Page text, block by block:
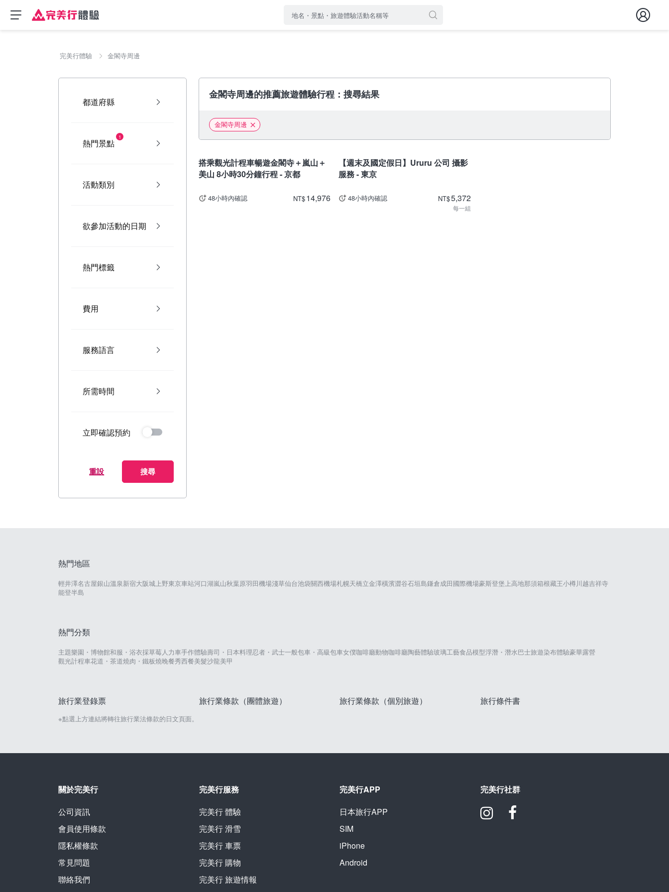
完美行體驗 金閣寺周邊
都道府縣
熱門景點
1
活動類別
欲參加活動的日期
熱門標籤
費用
服務語言
所需時間
立即確認預約
重設 搜尋
金閣寺周邊的推薦旅遊體驗行程：搜尋結果
金閣寺周邊
搭乘觀光計程車暢遊金閣寺＋嵐山＋
美山 8小時30分鐘行程 - 京都
48小時內確認 NT$14,976
【週末及國定假日】Ururu 公司 攝影
服務 - 東京
48小時內確認 NT$5,372
每一組
熱門地區
輕井澤名古屋銀山溫泉新宿大阪城 上野東京車站河口湖嵐山秋葉原羽田機場淺草仙台池袋關西機場札幌天橋立金澤橫濱澀谷石垣島鎌倉成田國際機場豪斯登堡 上高地那須箱根藏王小樽川越吉祥寺
能登半島
熱門分類
主題樂園・博物館和服・浴衣採草莓人力車手作體驗壽司・日本料理忍者・武士一般包車・高級包車女僕咖啡廳動物咖啡廳陶藝體驗玻璃工藝食品模型浮潛・潛水巴士旅遊染布體驗豪華露營
觀光計程車花道・茶道燒肉・鐵板燒晚餐秀西餐美髮沙龍美甲
旅行業登錄票 旅行業條款（團體旅遊） 旅行業條款（個別旅遊） 旅行條件書
※點選上方連結將轉往旅行業法條款的日文頁面。
關於完美行
公司資訊
會員使用條款
隱私權條款
常見問題
聯絡我們
完美行服務
完美行體驗
完美行滑雪
完美行車票
完美行購物
完美行旅遊情報
完美行APP
日本旅行APP
SIM
iPhone
Android
完美行社群